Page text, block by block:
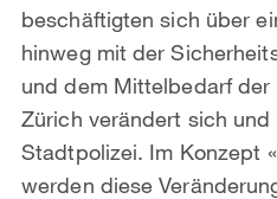
beschäftigten sich über
hinweg mit der
und dem Mittelbedarf
Zürich verändert sich
Stadtpolizei. Im Konzept
werden diese